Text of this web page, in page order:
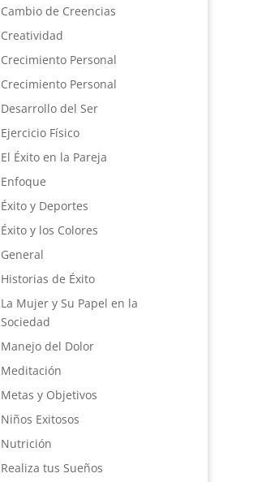
Cambio de Creencias
Creatividad
Crecimiento Personal
Crecimiento Personal
Desarrollo del Ser
Ejercicio Físico
El Éxito en la Pareja
Enfoque
Éxito y Deportes
Éxito y los Colores
General
Historias de Éxito
La Mujer y Su Papel en la
Sociedad
Manejo del Dolor
Meditación
Metas y Objetivos
Niños Exitosos
Nutrición
Realiza tus Sueños